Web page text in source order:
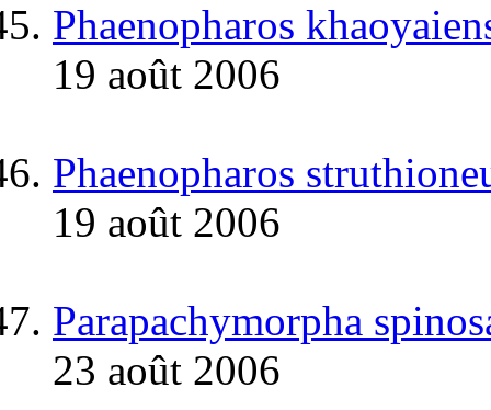
Phaenopharos
19 août 2006
Phaenopharos
19 août 2006
Parapachymorpha
23 août 2006